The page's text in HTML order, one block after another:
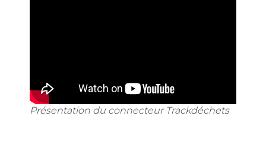
Présentation du connecteur Trackdéchets